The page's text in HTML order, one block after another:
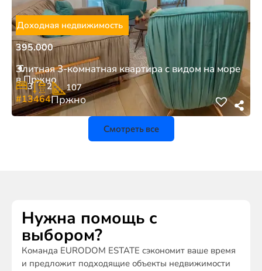
395.000
€
Элитная 3-комнатная квартира с видом на море
в Пржно
3 2 107
#13464Пржно
Доходная недвижимость
Смотреть все
Нужна помощь с
выбором?
Команда EURODOM ESTATE сэкономит ваше время
и предложит подходящие объекты недвижимости